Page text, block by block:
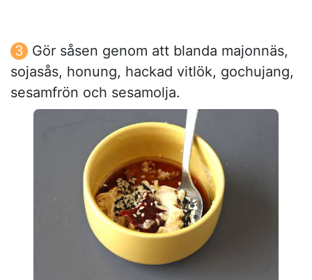
Gör såsen genom att blanda majonnäs,
sojasås, honung, hackad vitlök, gochujang,
sesamfrön och sesamolja.